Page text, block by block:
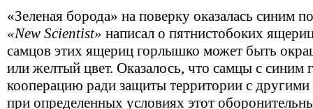
«Зеленая борода» на поверку оказалась синим
«New Scientist» написал о пятнистобоких
самцов этих ящериц горлышко может быть
или желтый цвет. Оказалось, что самцы с
кооперацию ради защиты территории с
при определенных условиях этот